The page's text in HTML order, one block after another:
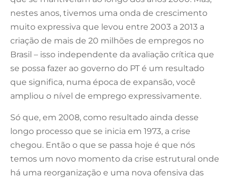
nestes anos, tivemos uma onda de crescimento
muito expressiva que levou entre 2003 a 2013 a
criação de mais de 20 milhões de empregos no
Brasil – isso independente da avaliação crítica que
se possa fazer ao governo do PT é um resultado
que significa, numa época de expansão, você
ampliou o nível de emprego expressivamente.
Só que, em 2008, como resultado ainda desse
longo processo que se inicia em 1973, a crise
chegou. Então o que se passa hoje é que nós
temos um novo momento da crise estrutural onde
há uma reorganização e uma nova ofensiva das